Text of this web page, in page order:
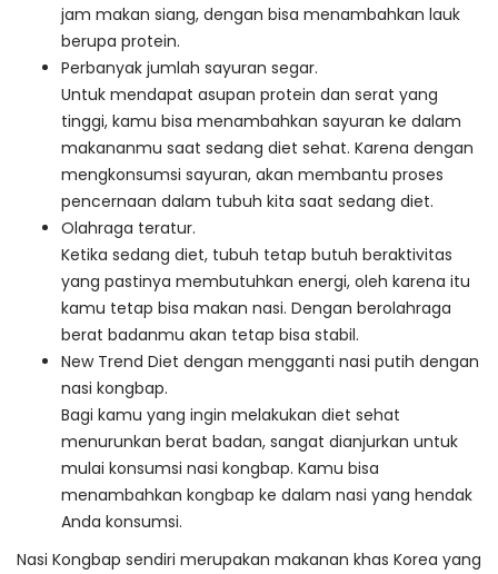
jam makan siang, dengan bisa menambahkan lauk
berupa protein.
Perbanyak jumlah sayuran segar.
Untuk mendapat asupan protein dan serat yang
tinggi, kamu bisa menambahkan sayuran ke dalam
makananmu saat sedang diet sehat. Karena dengan
mengkonsumsi sayuran, akan membantu proses
pencernaan dalam tubuh kita saat sedang diet.
Olahraga teratur.
Ketika sedang diet, tubuh tetap butuh beraktivitas
yang pastinya membutuhkan energi, oleh karena itu
kamu tetap bisa makan nasi. Dengan berolahraga
berat badanmu akan tetap bisa stabil.
New Trend Diet dengan mengganti nasi putih dengan
nasi kongbap.
Bagi kamu yang ingin melakukan diet sehat
menurunkan berat badan, sangat dianjurkan untuk
mulai konsumsi nasi kongbap. Kamu bisa
menambahkan kongbap ke dalam nasi yang hendak
Anda konsumsi.
Nasi Kongbap sendiri merupakan makanan khas Korea yang